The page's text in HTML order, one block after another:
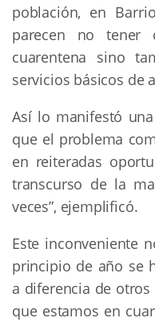
población, en
parecen no tener
cuarentena sino
servicios básicos de
Así lo manifestó
que el problema
en reiteradas
transcurso de la
veces”, ejemplificó.
Este inconveniente
principio de año se
a diferencia de otros
que estamos en